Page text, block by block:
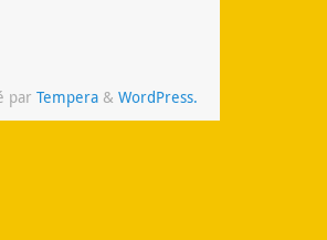
par Tempera & WordPress.